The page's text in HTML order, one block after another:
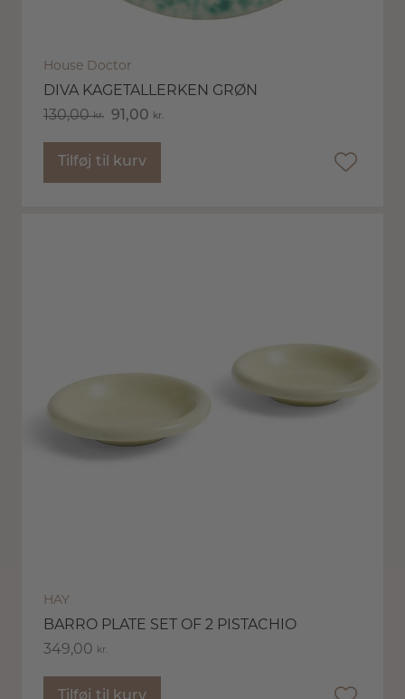
House Doctor
DIVA KAGETALLERKEN GRØN
130,00kr. 91,00 kr.
Tilføj til kurv
HAY
BARRO PLATE SET OF 2 PISTACHIO
349,00
kr.
Tilføj til kurv